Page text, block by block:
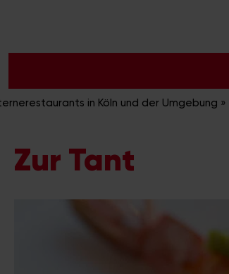
in Köln und der Umgebung »
Zur Tant